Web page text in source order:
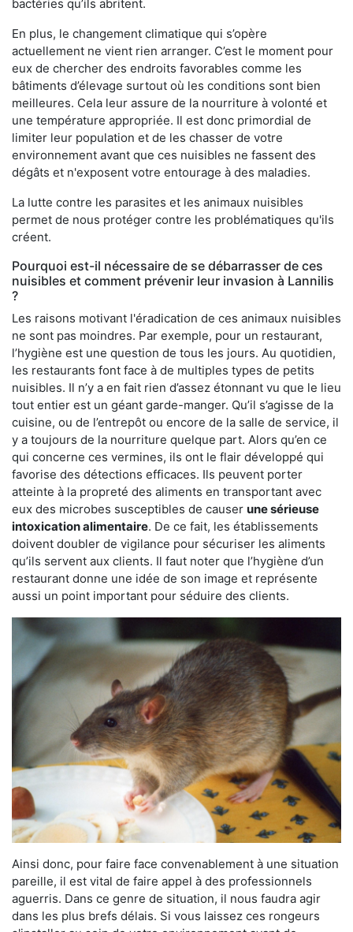
bactéries qu’ils abritent.
En plus, le changement climatique qui s’opère
actuellement ne vient rien arranger. C’est le moment pour
eux de chercher des endroits favorables comme les
bâtiments d’élevage surtout où les conditions sont bien
meilleures. Cela leur assure de la nourriture à volonté et
une température appropriée. Il est donc primordial de
limiter leur population et de les chasser de votre
environnement avant que ces nuisibles ne fassent des
dégâts et n'exposent votre entourage à des maladies.
La lutte contre les parasites et les animaux nuisibles
permet de nous protéger contre les problématiques qu'ils
créent.
Pourquoi est-il nécessaire de se débarrasser de ces
nuisibles et comment prévenir leur invasion à Lannilis
?
Les raisons motivant l'éradication de ces animaux nuisibles
ne sont pas moindres. Par exemple, pour un restaurant,
l’hygiène est une question de tous les jours. Au quotidien,
les restaurants font face à de multiples types de petits
nuisibles. Il n’y a en fait rien d’assez étonnant vu que le lieu
tout entier est un géant garde-manger. Qu’il s’agisse de la
cuisine, ou de l’entrepôt ou encore de la salle de service, il
y a toujours de la nourriture quelque part. Alors qu’en ce
qui concerne ces vermines, ils ont le flair développé qui
favorise des détections efficaces. Ils peuvent porter
atteinte à la propreté des aliments en transportant avec
eux des microbes susceptibles de causer une sérieuse
intoxication alimentaire. De ce fait, les établissements
doivent doubler de vigilance pour sécuriser les aliments
qu’ils servent aux clients. Il faut noter que l’hygiène d’un
restaurant donne une idée de son image et représente
aussi un point important pour séduire des clients.
Ainsi donc, pour faire face convenablement à une situation
pareille, il est vital de faire appel à des professionnels
aguerris. Dans ce genre de situation, il nous faudra agir
dans les plus brefs délais. Si vous laissez ces rongeurs